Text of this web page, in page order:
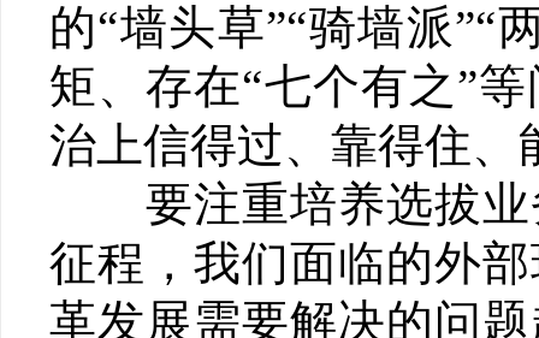
的“墙头草”“骑墙派”“
矩、存在“七个有之”
治上信得过、靠得住、
要注重培养选拔业
征程，我们面临的外
革发展需要解决的问